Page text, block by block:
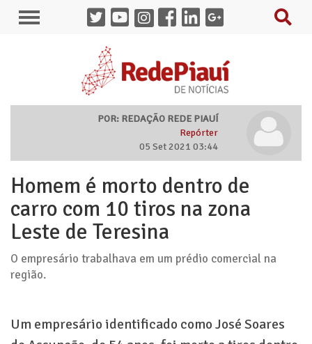
POR: REDAÇÃO REDE PIAUÍ
Repórter
05 Set 2021 03:44
Homem é morto dentro de
carro com 10 tiros na zona
Leste de Teresina
O empresário trabalhava em um prédio comercial na
região.
Um empresário identificado como José Soares